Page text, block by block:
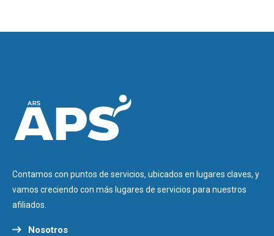
Contamos con puntos de servicios, ubicados en lugares claves, y
vamos creciendo con más lugares de servicios para nuestros
afiliados.
Nosotros